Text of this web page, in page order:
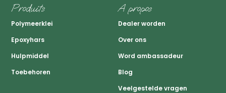
Produits
Polymeerklei
Epoxyhars
Hulpmiddel
Toebehoren
A propos
Dealer worden
Over ons
Word ambassadeur
Blog
Veelgestelde vragen